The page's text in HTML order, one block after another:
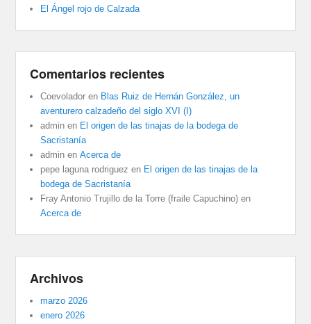
El Ángel rojo de Calzada
Comentarios recientes
Coevolador en Blas Ruiz de Hernán González, un
aventurero calzadeño del siglo XVI (I)
admin en El origen de las tinajas de la bodega de
Sacristanía
admin enAcerca de
pepe laguna rodriguez en El origen de las tinajas de la
bodega de Sacristanía
Fray Antonio Trujillo de la Torre (fraile Capuchino) en
Acerca de
Archivos
marzo 2026
enero 2026